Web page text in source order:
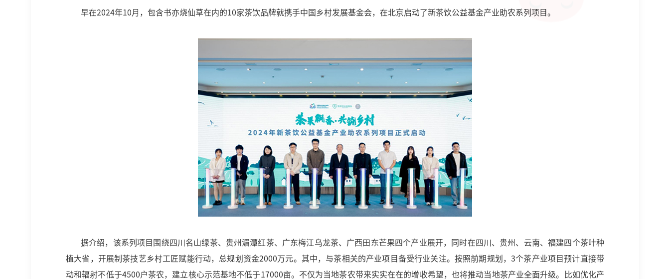
早在2024年10月，包含书亦烧仙草在内的10家茶饮品牌就携手中国乡村发展基金会，在北京启动了新茶饮公益基金产业助农系列项目。
据介绍，该系列项目围绕四川名山绿茶、贵州湄潭红茶、广东梅江乌龙茶、广西田东芒果四个产业展开，同时在四川、贵州、云南、福建四个茶叶种
植大省，开展制茶技艺乡村工匠赋能行动，总规划资金2000万元。其中，与茶相关的产业项目备受行业关注。按照前期规划，3个茶产业项目预计直接带
动和辐射不低于4500户茶农，建立核心示范基地不低于17000亩。不仅为当地茶农带来实实在在的增收希望，也将推动当地茶产业全面升级。比如优化产